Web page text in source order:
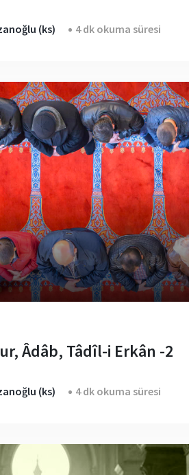
(ks) 4 dk okuma süresi
Âdâb, Tâdîl-i Erkân -2
(ks) 4 dk okuma süresi